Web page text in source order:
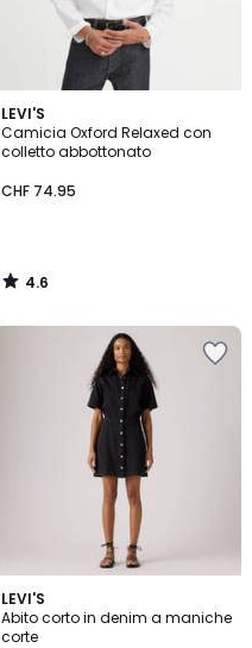
LEVI'S
Camicia Oxford Relaxed con
colletto abbottonato
CHF 74.95
4.6
/ 5
4.6
/
LEVI'S
Abito corto in denim a maniche
corte
5
/
5